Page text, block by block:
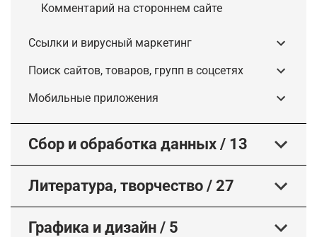
Комментарий на стороннем сайте
Ссылки и вирусный маркетинг
Поиск сайтов, товаров, групп в соцсетях
Мобильные приложения
Сбор и обработка данных / 13
Литература, творчество / 27
Графика и дизайн / 5